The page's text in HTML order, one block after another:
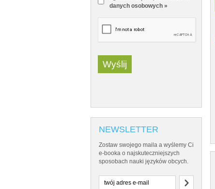
danych osobowych »
NEWSLETTER
Zostaw swojego maila a wyślemy Ci
e-booka o najskuteczniejszych
sposobach nauki języków obcych.